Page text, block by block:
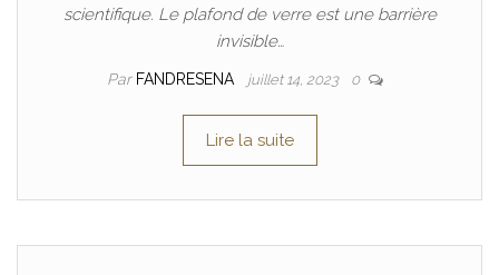
scientifique. Le plafond de verre est une barrière
invisible…
Par FANDRESENA juillet 14, 2023 0
Lire la suite